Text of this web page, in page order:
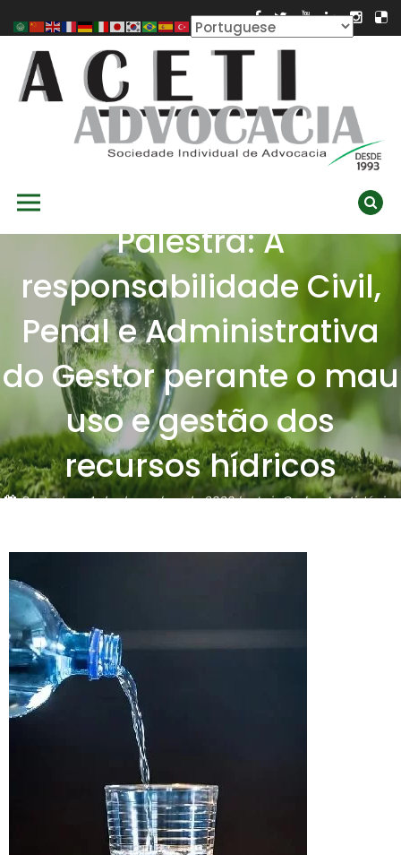
to
content
Palestra: A
responsabilidade Civil,
Penal e Administrativa
do Gestor perante o mau
uso e gestão dos
recursos hídricos
Posted on4 de dezembro de 2020byLuiz Carlos Aceti Júnior